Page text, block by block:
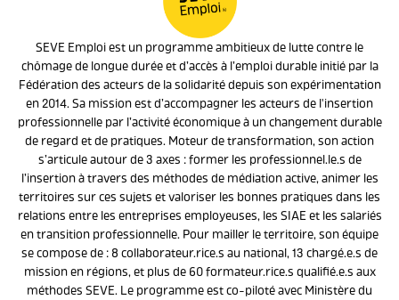
SEVE Emploi est un programme ambitieux de lutte contre le
chômage de longue durée et d’accès à l’emploi durable initié par la
Fédération des acteurs de la solidarité depuis son expérimentation
en 2014. Sa mission est d’accompagner les acteurs de l'insertion
professionnelle par l’activité économique à un changement durable
de regard et de pratiques. Moteur de transformation, son action
s’articule autour de 3 axes : former les professionnel.le.s de
l’insertion à travers des méthodes de médiation active, animer les
territoires sur ces sujets et valoriser les bonnes pratiques dans les
relations entre les entreprises employeuses, les SIAE et les salariés
en transition professionnelle. Pour mailler le territoire, son équipe
se compose de : 8 collaborateur.rice.s au national, 13 chargé.e.s de
mission en régions, et plus de 60 formateur.rice.s qualifié.e.s aux
méthodes SEVE. Le programme est co-piloté avec Ministère du